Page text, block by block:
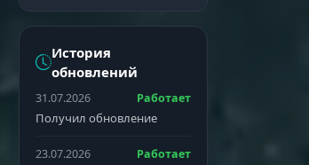
История
обновлений
31.07.2026 Работает
Получил обновление
23.07.2026 Работает